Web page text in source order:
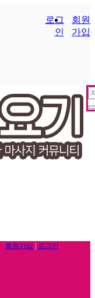
로그
인
회원
가입
회원가입 로그인